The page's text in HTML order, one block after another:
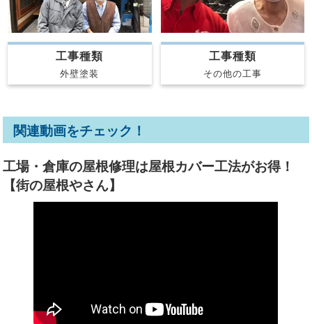
工事種類
外壁塗装
工事種類
その他の工事
関連動画をチェック！
工場・倉庫の屋根修理は屋根カバー工法がお得！
【街の屋根やさん】